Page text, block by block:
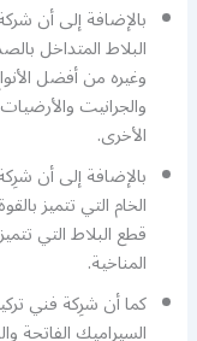
بالإضافة إلى أن
البلاط المتداخل
وغيره من أفضل
والجرانيت
الأخرى.
بالإضافة إلى أن
الخام التي تتميز
قطع البلاط التي
المناخية.
كما أن شرِكة فني
السيراميك